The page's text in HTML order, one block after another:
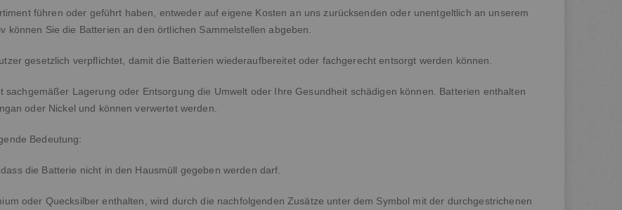
führen oder geführt haben, entweder auf eigene Kosten an uns zurücksenden oder unentgeltlich an unserem
können Sie die Batterien an den örtlichen Sammelstellen abgeben.
gesetzlich verpflichtet, damit die Batterien wiederaufbereitet oder fachgerecht entsorgt werden können.
sachgemäßer Lagerung oder Entsorgung die Umwelt oder Ihre Gesundheit schädigen können. Batterien enthalten
oder Nickel und können verwertet werden.
Bedeutung:
die Batterie nicht in den Hausmüll gegeben werden darf.
oder Quecksilber enthalten, wird durch die nachfolgenden Zusätze unter dem Symbol mit der durchgestrichenen